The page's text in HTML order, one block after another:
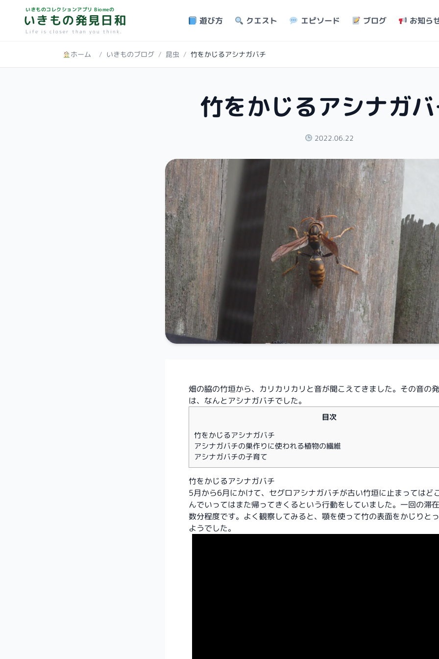
いきものコレクションアプリ Biomeの
いきもの発見日和
Life is closer than you think.
遊び方 クエスト エピソード ブログ お知ら
ホーム / いきものブログ / 昆虫 / 竹をかじるアシナガバチ
竹をかじるアシナガ
2022.06.22
畑の脇の竹垣から、カリカリカリと音が聞こえてきました。その音の
は、なんとアシナガバチでした。
目次
竹をかじるアシナガバチ
アシナガバチの巣作りに使われる植物の繊維
アシナガバチの子育て
竹をかじるアシナガバチ
5月から6月にかけて、セグロアシナガバチが古い竹垣に止まってはど
んでいってはまた帰ってきくるという行動をしていました。一回の滞
数分程度です。よく観察してみると、顎を使って竹の表面をかじりと
ようでした。